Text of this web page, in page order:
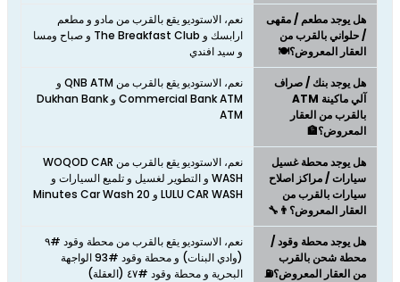
هل يوجد مطعم / مقهى
/ حلواني بالقرب من
العقار المعروض؟🍽️
نعم، الاستوديو يقع بالقرب من مادو و مطعم
ارابسك و The Breakfast Club و صباح ومسا
و سيد افندي
هل يوجد بنك / صراف
آلي ماكينة ATM
بالقرب من العقار
المعروض؟🏦
نعم، الاستوديو يقع بالقرب من QNB ATM و
Commercial Bank ATM و Dukhan Bank
ATM
هل يوجد محطة غسيل
سيارات / مراكز اصلاح
سيارات بالقرب من
العقار المعروض؟👨‍🔧
نعم، الاستوديو يقع بالقرب من WOQOD CAR
WASH و التطوير لغسيل و تلميع السيارات و
LULU CAR WASH و 20 Minutes Car Wash
هل يوجد محطة وقود /
محطة شحن بالقرب
من العقار المعروض؟⛽
نعم، الاستوديو يقع بالقرب من محطة وقود #٩
(وادي البنات) و محطة وقود #93 الواجهة
البحرية و محطة وقود #٤٧ (العقلة)